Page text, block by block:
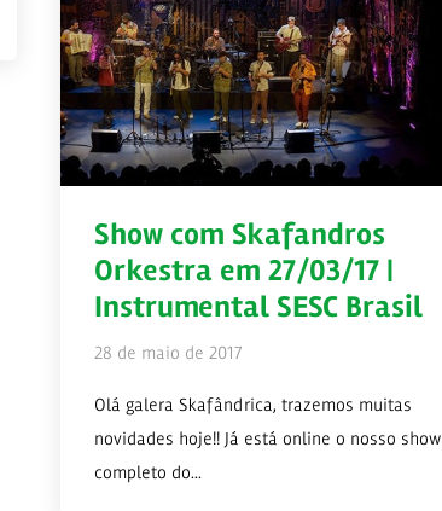
Show com Skafandros
Orkestra em 27/03/17 |
Instrumental SESC Brasil
28 de maio de 2017
Olá galera Skafândrica, trazemos muitas
novidades hoje!! Já está online o nosso show
completo do...